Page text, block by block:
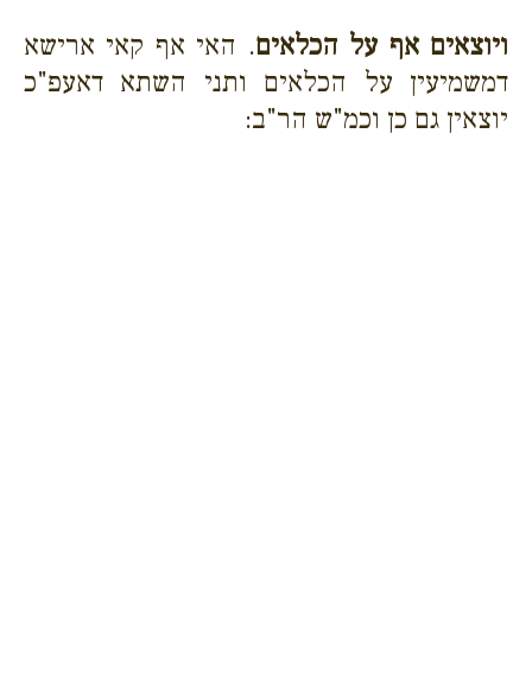
ויוצאים אף על הכלאים. האי אף קאי ארישא
דמשמיעין על הכלאים ותני השתא דאעפ"כ
יוצאין גם כן וכמ"ש הר"ב: